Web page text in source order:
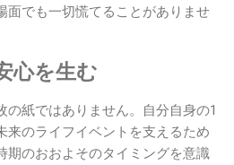
面でも一切慌てることがありませ
心を生む
の紙ではありません。自分自身の1
来のライフイベントを支えるため
期のおおよそのタイミングを意識